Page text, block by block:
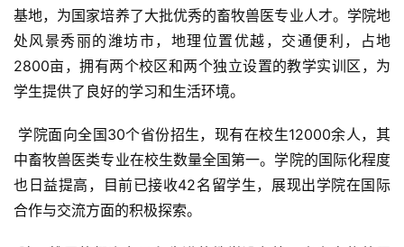
基地，为国家培养了大批优秀的畜牧兽医专业人才。学院地
处风景秀丽的潍坊市，地理位置优越，交通便利，占地
2800亩，拥有两个校区和两个独立设置的教学实训区，为
学生提供了良好的学习和生活环境。
中畜牧兽医类专业在校生数量全国第一。学院的国际化程度
也日益提高，目前已接收42名留学生，展现出学院在国际
合作与交流方面的积极探索。